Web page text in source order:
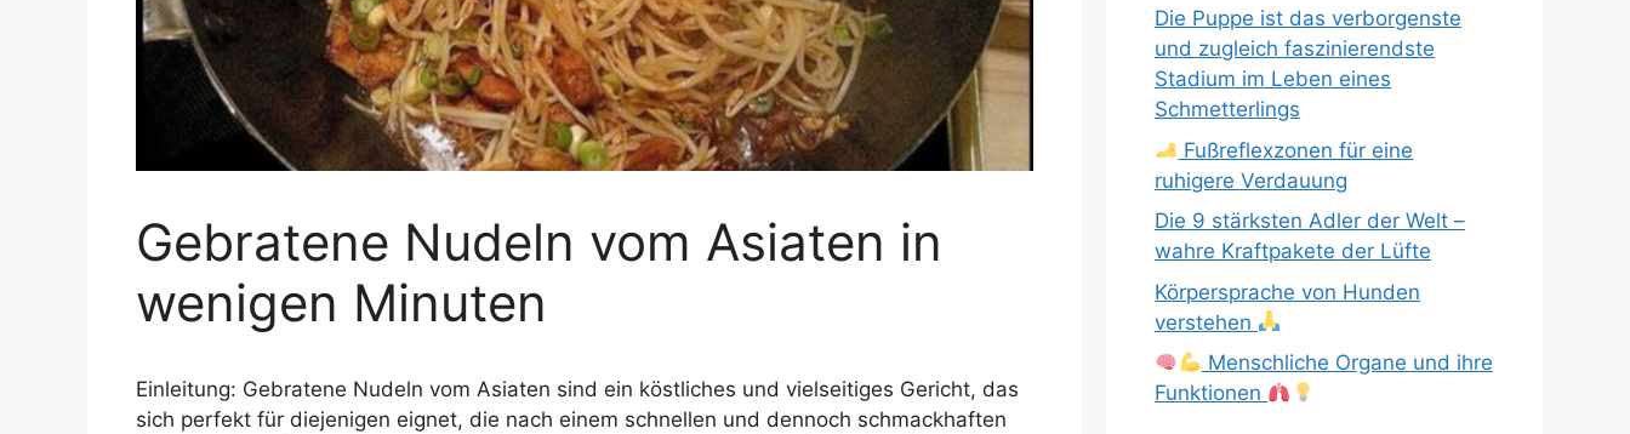
Gebratene Nudeln vom Asiaten in
wenigen Minuten
Einleitung: Gebratene Nudeln vom Asiaten sind ein köstliches und vielseitiges Gericht, das
sich perfekt für diejenigen eignet, die nach einem schnellen und dennoch schmackhaften
Die Puppe ist das verborgenste
und zugleich faszinierendste
Stadium im Leben eines
Schmetterlings
Fußreflexzonen für eine
ruhigere Verdauung
Die 9 stärksten Adler der Welt –
wahre Kraftpakete der Lüfte
Körpersprache von Hunden
verstehen
Menschliche Organe und ihre
Funktionen